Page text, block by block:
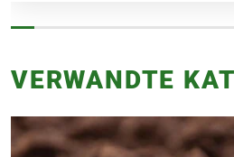
VERWANDTE